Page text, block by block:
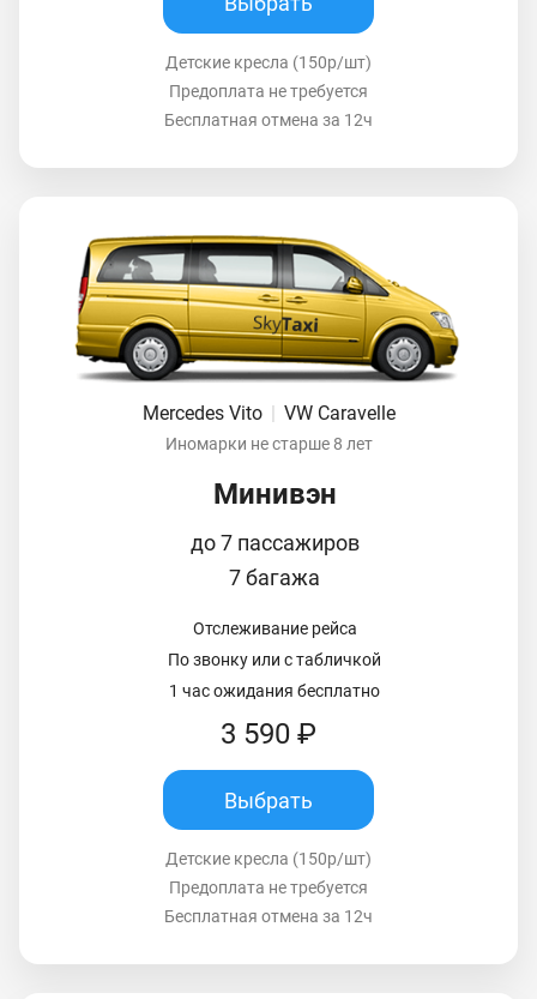
Детские кресла (150р/шт)
Предоплата не требуется
Бесплатная отмена за 12ч
Mercedes Vito VW Caravelle
Иномарки не старше 8 лет
Минивэн
до 7 пассажиров
7 багажа
Отслеживание рейса
По звонку или с табличкой
1 час ожидания бесплатно
3 590 ₽
Выбрать
Детские кресла (150р/шт)
Предоплата не требуется
Бесплатная отмена за 12ч